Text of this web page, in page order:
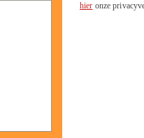
hier onze